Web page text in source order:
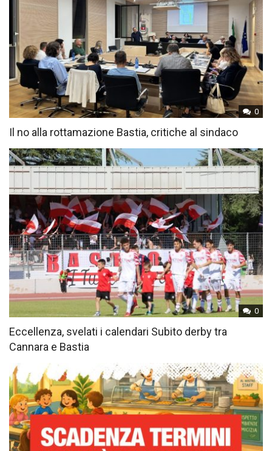
0
Il no alla rottamazione Bastia, critiche al sindaco
0
Eccellenza, svelati i calendari Subito derby tra
Cannara e Bastia